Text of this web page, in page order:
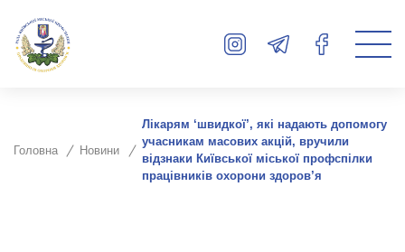
Головна Новини
Лікарям ‘швидкої’, які надають допомогу
учасникам масових акцій, вручили
відзнаки Київської міської профспілки
працівників охорони здоров’я